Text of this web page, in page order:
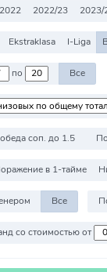
2022 2022/23 2023/
Ekstraklasa I-Liga
по Все
соп. до 1.5
в 1-тайме
Все
Против команд со стоимостью от